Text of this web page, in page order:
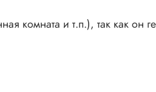
комната и т.п.), так как он